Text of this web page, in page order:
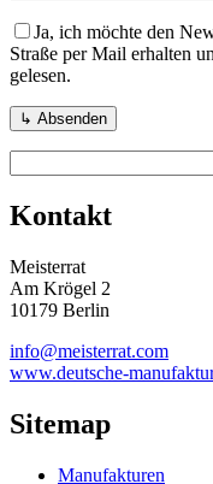
Ja, ich möchte den
Straße per Mail erhalten
gelesen.
Kontakt
Meisterrat
Am Krögel 2
10179 Berlin
info@meisterrat.com
www.deutsche-
Sitemap
Manufakturen